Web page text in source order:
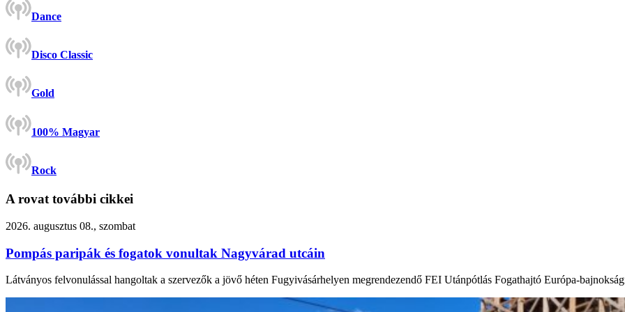
Dance
Disco Classic
Gold
100% Magyar
Rock
A rovat további cikkei
2026. augusztus 08., szombat
Pompás paripák és fogatok vonultak Nagyvárad utcáin
Látványos felvonulással hangoltak a szervezők a jövő héten Fugyivásárhelyen megrendezendő FEI Utánpótlás Fogathajtó Európa-